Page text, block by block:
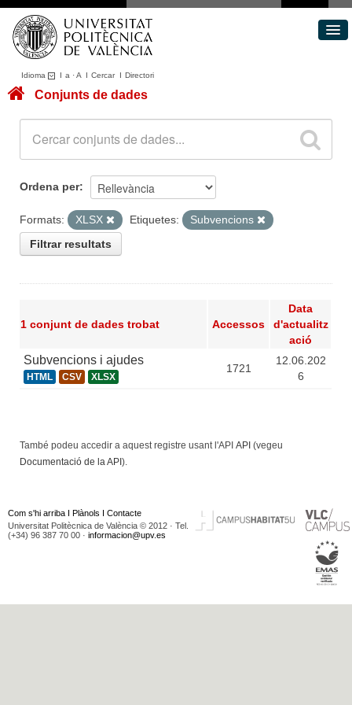
Idioma I a ·A I CercarI Directori
Conjunts de dades
Quant a
Portal de Transparència
Conjunts de dades
Ordena per
Formats: XLSX Etiquetes:
Subvencions
Filtrar resultats
1 conjunt de dades trobat Accessos
Data
d'actualitz
ació
Subvencions i ajudes
HTML CSV XLSX
1721
12.06.202
6
També podeu accedir a aquest registre usant l'API API (vegeu
Documentació de la API ).
Com s'hi arriba I Plànols I Contacte
Universitat Politècnica de València © 2012 · Tel.
(+34) 96 387 70 00 · informacion@upv.es